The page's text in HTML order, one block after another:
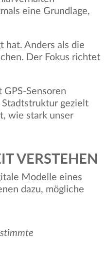
eine Grundlage,
hat. Anders als die
Der Fokus richtet
Sensoren
gezielt
wie stark unser
VERSTEHEN
Modelle eines
dazu, mögliche